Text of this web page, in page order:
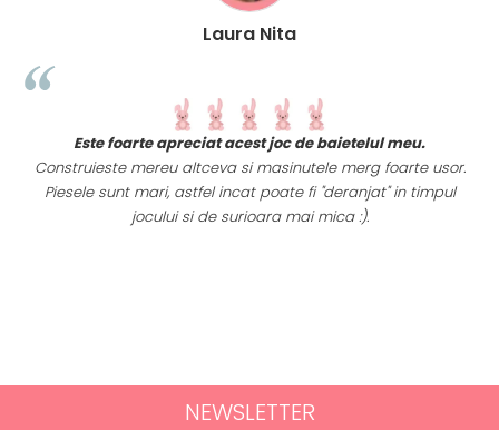
Laura Nita
Este foarte apreciat acest joc de baietelul meu.
Construieste mereu altceva si masinutele merg foarte usor.
Piesele sunt mari, astfel incat poate fi "deranjat" in timpul
jocului si de surioara mai mica :).
NEWSLETTER